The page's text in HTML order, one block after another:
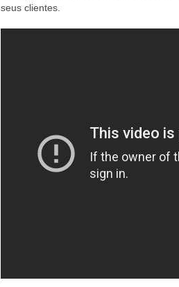
seus clientes.